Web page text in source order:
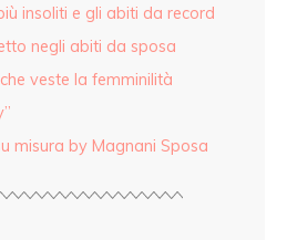
insoliti e gli abiti da record
negli abiti da sposa
veste la femminilità
misura by Magnani Sposa